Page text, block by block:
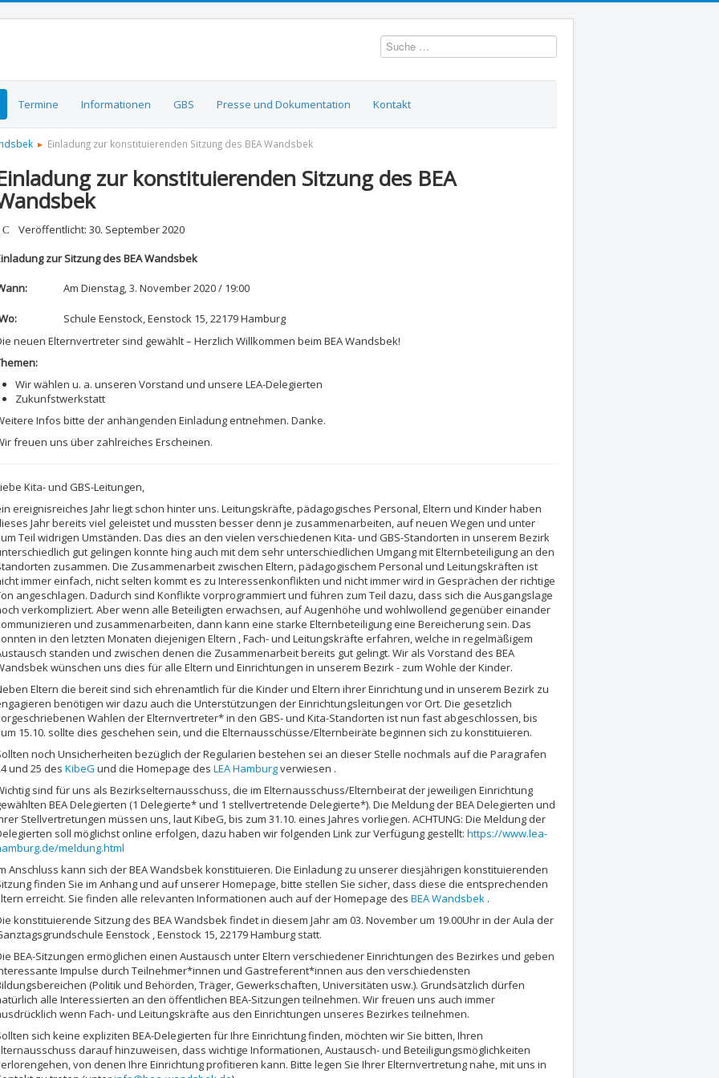
Suchen
Termine Informationen GBS Presse und Dokumentation Kontakt
Einladung zur konstituierenden Sitzung des BEA Wandsbek
zur konstituierenden Sitzung des BEA
Veröffentlicht: 30. September 2020
zur Sitzung des BEA Wandsbek
Am Dienstag, 3. November 2020 / 19:00
Schule Eenstock, Eenstock 15, 22179 Hamburg
neuen Elternvertreter sind gewählt – Herzlich Willkommen beim BEA Wandsbek!
Wir wählen u. a. unseren Vorstand und unsere LEA-Delegierten
Zukunfstwerkstatt
Infos bitte der anhängenden Einladung entnehmen. Danke.
freuen uns über zahlreiches Erscheinen.
Kita- und GBS-Leitungen,
ereignisreiches Jahr liegt schon hinter uns. Leitungskräfte, pädagogisches Personal, Eltern und Kinder haben
Jahr bereits viel geleistet und mussten besser denn je zusammenarbeiten, auf neuen Wegen und unter
Teil widrigen Umständen. Das dies an den vielen verschiedenen Kita- und GBS-Standorten in unserem Bezirk
gut gelingen konnte hing auch mit dem sehr unterschiedlichen Umgang mit Elternbeteiligung an den
zusammen. Die Zusammenarbeit zwischen Eltern, pädagogischem Personal und Leitungskräften ist
immer einfach, nicht selten kommt es zu Interessenkonflikten und nicht immer wird in Gesprächen der richtige
angeschlagen. Dadurch sind Konflikte vorprogrammiert und führen zum Teil dazu, dass sich die Ausgangslage
verkompliziert. Aber wenn alle Beteiligten erwachsen, auf Augenhöhe und wohlwollend gegenüber einander
und zusammenarbeiten, dann kann eine starke Elternbeteiligung eine Bereicherung sein. Das
in den letzten Monaten diejenigen Eltern , Fach- und Leitungskräfte erfahren, welche in regelmäßigem
standen und zwischen denen die Zusammenarbeit bereits gut gelingt. Wir als Vorstand des BEA
wünschen uns dies für alle Eltern und Einrichtungen in unserem Bezirk - zum Wohle der Kinder.
Eltern die bereit sind sich ehrenamtlich für die Kinder und Eltern ihrer Einrichtung und in unserem Bezirk zu
benötigen wir dazu auch die Unterstützungen der Einrichtungsleitungen vor Ort. Die gesetzlich
Wahlen der Elternvertreter* in den GBS- und Kita-Standorten ist nun fast abgeschlossen, bis
15.10. sollte dies geschehen sein, und die Elternausschüsse/Elternbeiräte beginnen sich zu konstituieren.
noch Unsicherheiten bezüglich der Regularien bestehen sei an dieser Stelle nochmals auf die Paragrafen
und 25 des KibeG und die Homepage des LEA Hamburgverwiesen .
sind für uns als Bezirkselternausschuss, die im Elternausschuss/Elternbeirat der jeweiligen Einrichtung
BEA Delegierten (1 Delegierte* und 1 stellvertretende Delegierte*). Die Meldung der BEA Delegierten und
Stellvertretungen müssen uns, laut KibeG, bis zum 31.10. eines Jahres vorliegen. ACHTUNG: Die Meldung der
soll möglichst online erfolgen, dazu haben wir folgenden Link zur Verfügung gestellt: https://www.lea-
meldung.html
Anschluss kann sich der BEA Wandsbek konstituieren. Die Einladung zu unserer diesjährigen konstituierenden
finden Sie im Anhang und auf unserer Homepage, bitte stellen Sie sicher, dass diese die entsprechenden
erreicht. Sie finden alle relevanten Informationen auch auf der Homepage des BEA Wandsbek .
konstituierende Sitzung des BEA Wandsbek findet in diesem Jahr am 03. November um 19.00Uhr in der Aula der
Eenstock , Eenstock 15, 22179 Hamburg statt.
BEA-Sitzungen ermöglichen einen Austausch unter Eltern verschiedener Einrichtungen des Bezirkes und geben
Impulse durch Teilnehmer*innen und Gastreferent*innen aus den verschiedensten
(Politik und Behörden, Träger, Gewerkschaften, Universitäten usw.). Grundsätzlich dürfen
alle Interessierten an den öffentlichen BEA-Sitzungen teilnehmen. Wir freuen uns auch immer
wenn Fach- und Leitungskräfte aus den Einrichtungen unseres Bezirkes teilnehmen.
sich keine expliziten BEA-Delegierten für Ihre Einrichtung finden, möchten wir Sie bitten, Ihren
darauf hinzuweisen, dass wichtige Informationen, Austausch- und Beteiligungsmöglichkeiten
von denen Ihre Einrichtung profitieren kann. Bitte legen Sie Ihrer Elternvertretung nahe, mit uns in